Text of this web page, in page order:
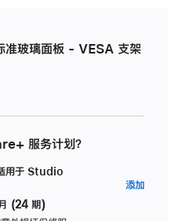
玻璃面板 - VESA 支架
服务计划？
用于 Studio
(24 期)
添加